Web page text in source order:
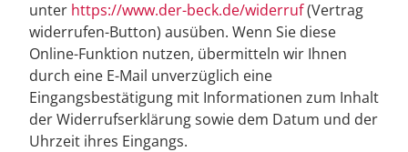
unter https://www.der-beck.de/widerruf(Vertrag
widerrufen-Button) ausüben. Wenn Sie diese
Online-Funktion nutzen, übermitteln wir Ihnen
durch eine E-Mail unverzüglich eine
Eingangsbestätigung mit Informationen zum Inhalt
der Widerrufserklärung sowie dem Datum und der
Uhrzeit ihres Eingangs.